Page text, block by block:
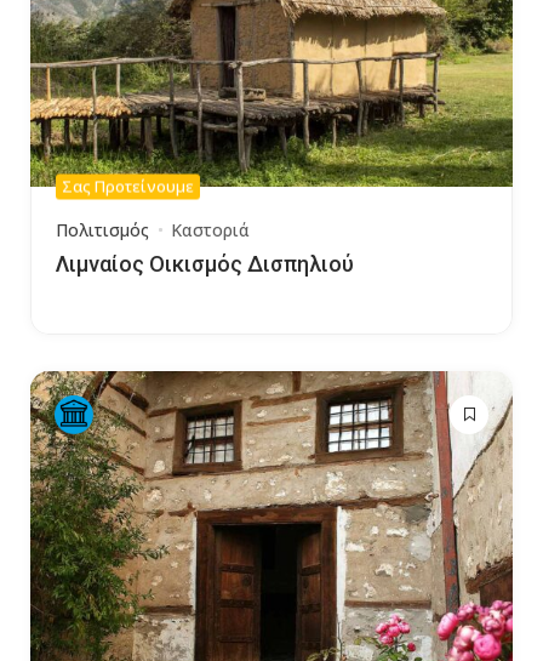
Σας Προτείνουμε
Πολιτισμός Καστοριά
Λιμναίος Οικισμός Δισπηλιού